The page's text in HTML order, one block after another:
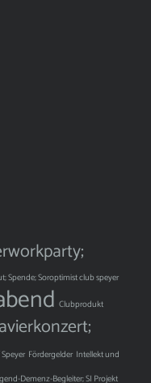
Spende; Soroptimist club speyer
Clubprodukt
Fördergelder Intellekt und
Demenz-Begleiter; SI Projekt